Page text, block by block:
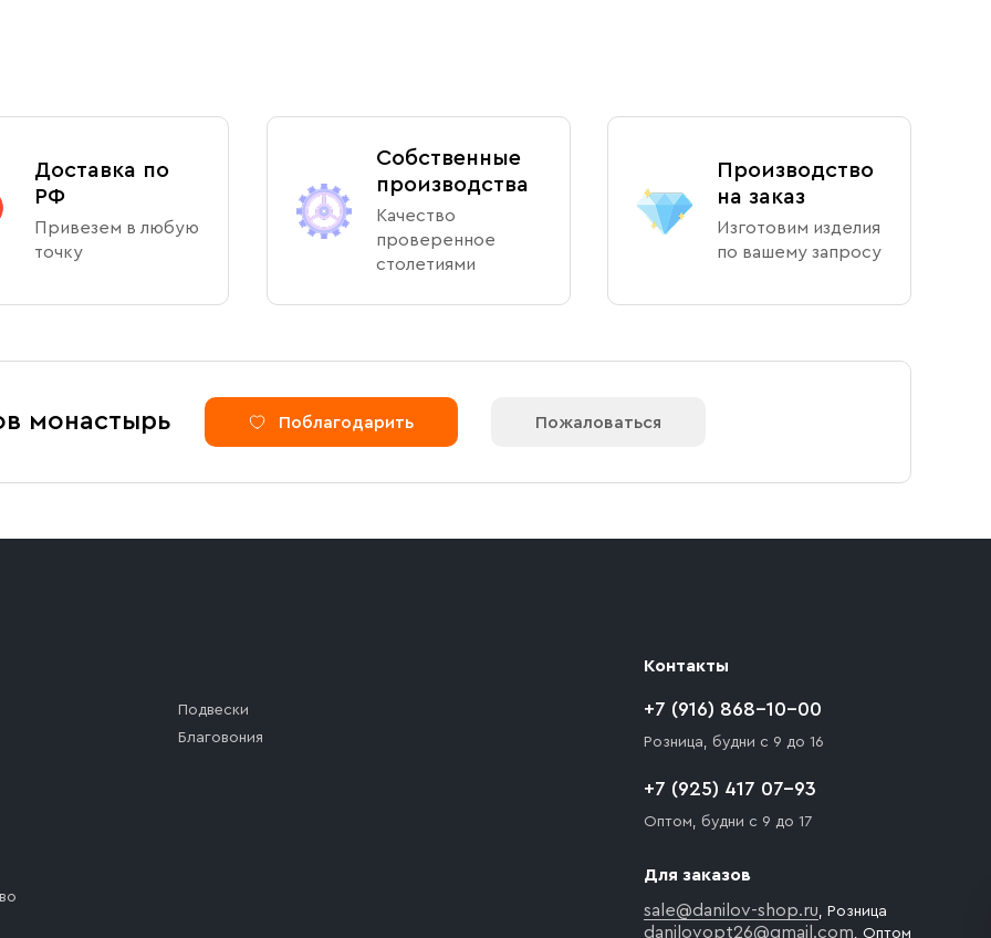
Доставка по
РФ
Привезем в любую
точку
Собственные
производства
Качество
проверенное
столетиями
Производство
на заказ
Изготовим изделия
по вашему запросу
монастырь Поблагодарить Пожаловаться
Подвески
Благовония
Контакты
+7 (916) 868-10-00
Розница, будни с 9 до 16
+7 (925) 417 07-93
Оптом, будни с 9 до 17
Для заказов
sale@danilov-shop.ru, Розница
danilovopt26@gmail.com, Оптом